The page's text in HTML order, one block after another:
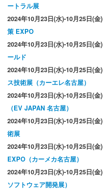
ートラル展
2024年10月23日(水)-10月25日(金)
策 EXPO
2024年10月23日(水)-10月25日(金)
ールド
2024年10月23日(水)-10月25日(金)
ス技術展（カーエレ名古屋）
2024年10月23日(水)-10月25日(金)
（EV JAPAN 名古屋）
2024年10月23日(水)-10月25日(金)
術展
2024年10月23日(水)-10月25日(金)
EXPO（カーメカ名古屋）
2024年10月23日(水)-10月25日(金)
ソフトウェア開発展）